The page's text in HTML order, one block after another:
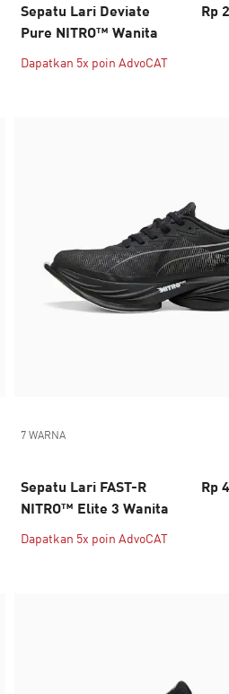
Sepatu Lari Deviate
Pure NITRO™ Wanita
Rp
Dapatkan 5x poin AdvoCAT
7 WARNA
Sepatu Lari FAST-R
NITRO™ Elite 3 Wanita
Rp
Dapatkan 5x poin AdvoCAT